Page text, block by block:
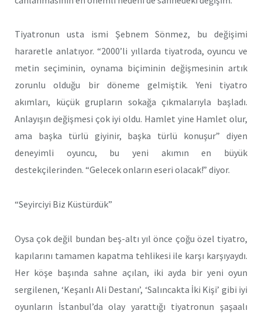
Tiyatronun usta ismi Şebnem Sönmez, bu değişimi
hararetle anlatıyor. “2000’li yıllarda tiyatroda, oyuncu ve
metin seçiminin, oynama biçiminin değişmesinin artık
zorunlu olduğu bir döneme gelmiştik. Yeni tiyatro
akımları, küçük grupların sokağa çıkmalarıyla başladı.
Anlayışın değişmesi çok iyi oldu. Hamlet yine Hamlet olur,
ama başka türlü giyinir, başka türlü konuşur” diyen
deneyimli oyuncu, bu yeni akımın en büyük
destekçilerinden. “Gelecek onların eseri olacak!” diyor.
“Seyirciyi Biz Küstürdük”
Oysa çok değil bundan beş-altı yıl önce çoğu özel tiyatro,
kapılarını tamamen kapatma tehlikesi ile karşı karşıyaydı.
Her köşe başında sahne açılan, iki ayda bir yeni oyun
sergilenen, ‘Keşanlı Ali Destanı’, ‘Salıncakta İki Kişi’ gibi iyi
oyunların İstanbul’da olay yarattığı tiyatronun şaşaalı